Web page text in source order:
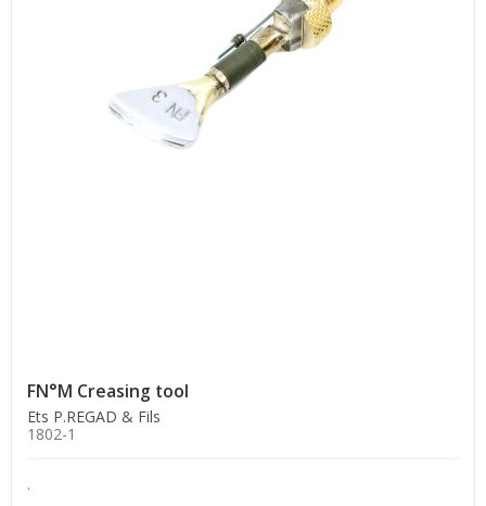
FN°M Creasing tool
Ets P.REGAD & Fils
1802-1
.